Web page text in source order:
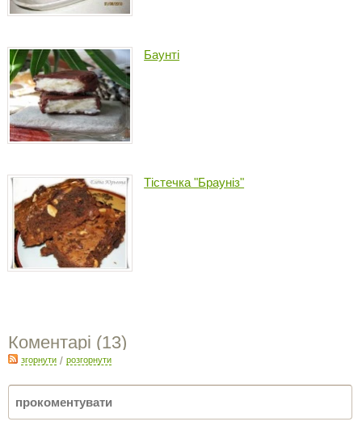
Баунті
Тістечка "Брауніз"
Коментарі (13)
згорнути / розгорнути